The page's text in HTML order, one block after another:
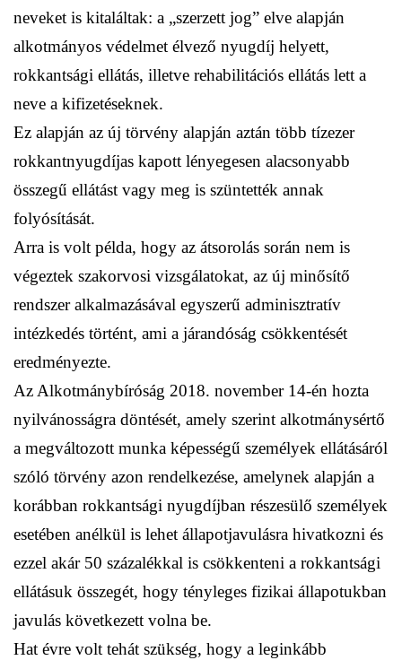
neveket is kitaláltak: a „szerzett jog” elve alapján
alkotmányos védelmet élvező nyugdíj helyett,
rokkantsági ellátás, illetve rehabilitációs ellátás lett a
neve a kifizetéseknek.
Ez alapján az új törvény alapján aztán több tízezer
rokkantnyugdíjas kapott lényegesen alacsonyabb
összegű ellátást vagy meg is szüntették annak
folyósítását.
Arra is volt példa, hogy az átsorolás során nem is
végeztek szakorvosi vizsgálatokat, az új minősítő
rendszer alkalmazásával egyszerű adminisztratív
intézkedés történt, ami a járandóság csökkentését
eredményezte.
Az Alkotmánybíróság 2018. november 14-én hozta
nyilvánosságra döntését, amely szerint alkotmánysértő
a megváltozott munka képességű személyek ellátásáról
szóló törvény azon rendelkezése, amelynek alapján a
korábban rokkantsági nyugdíjban részesülő személyek
esetében anélkül is lehet állapotjavulásra hivatkozni és
ezzel akár 50 százalékkal is csökkenteni a rokkantsági
ellátásuk összegét, hogy tényleges fizikai állapotukban
javulás következett volna be.
Hat évre volt tehát szükség, hogy a leginkább